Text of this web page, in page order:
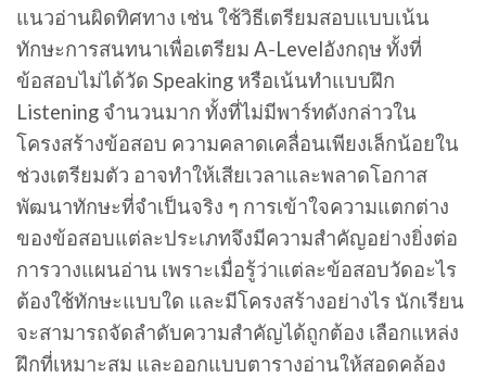
แนวอ่านผิดทิศทาง เช่น ใช้วิธีเตรียมสอบแบบเน้น
ทักษะการสนทนาเพื่อเตรียม A-Levelอังกฤษ ทั้งที่
ข้อสอบไม่ได้วัด Speaking หรือเน้นทำแบบฝึก
Listening จำนวนมาก ทั้งที่ไม่มีพาร์ทดังกล่าวใน
โครงสร้างข้อสอบ ความคลาดเคลื่อนเพียงเล็กน้อยใน
ช่วงเตรียมตัว อาจทำให้เสียเวลาและพลาดโอกาส
พัฒนาทักษะที่จำเป็นจริง ๆ การเข้าใจความแตกต่าง
ของข้อสอบแต่ละประเภทจึงมีความสำคัญอย่างยิ่งต่อ
การวางแผนอ่าน เพราะเมื่อรู้ว่าแต่ละข้อสอบวัดอะไร
ต้องใช้ทักษะแบบใด และมีโครงสร้างอย่างไร นักเรียน
จะสามารถจัดลำดับความสำคัญได้ถูกต้อง เลือกแหล่ง
ฝึกที่เหมาะสม และออกแบบตารางอ่านให้สอดคล้อง